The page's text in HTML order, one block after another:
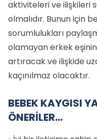
aktiviteleri ve ilişkileri
olmalıdır. Bunun için
sorumlulukları
olamayan erkek
artıracak ve ilişkide
kaçınılmaz olacaktır.
BEBEK KAYGISI
ÖNERİLER...